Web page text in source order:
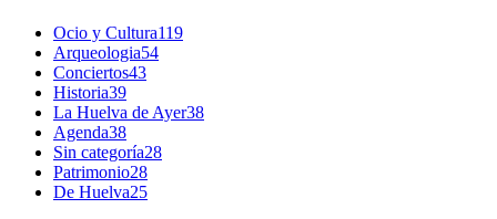
Ocio y Cultura119
Arqueologia54
Conciertos43
Historia39
La Huelva de Ayer38
Agenda38
Sin categoría28
Patrimonio28
De Huelva25